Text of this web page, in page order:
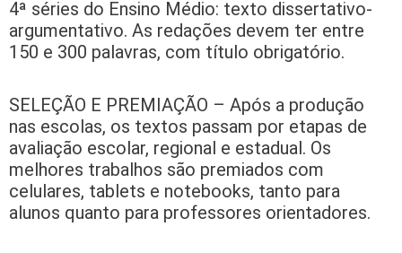
4ª séries do Ensino Médio: texto dissertativo-
argumentativo. As redações devem ter entre
150 e 300 palavras, com título obrigatório.
SELEÇÃO E PREMIAÇÃO – Após a produção
nas escolas, os textos passam por etapas de
avaliação escolar, regional e estadual. Os
melhores trabalhos são premiados com
celulares, tablets e notebooks, tanto para
alunos quanto para professores orientadores.